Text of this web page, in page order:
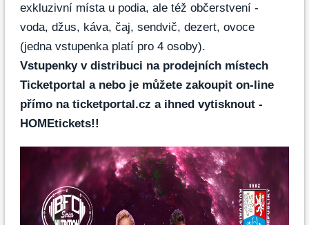
exkluzivní místa u podia, ale též občerstvení -
voda, džus, káva, čaj, sendvič, dezert, ovoce
(jedna vstupenka platí pro 4 osoby).
Vstupenky v distribuci na prodejních místech
Ticketportal a nebo je můžete zakoupit on-line
přímo na ticketportal.cz a ihned vytisknout -
HOMEtickets!!